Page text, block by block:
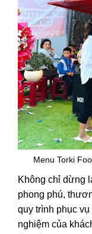
Menu Torki
Không chỉ dừng
phong phú,
quy trình phục
nghiệm của